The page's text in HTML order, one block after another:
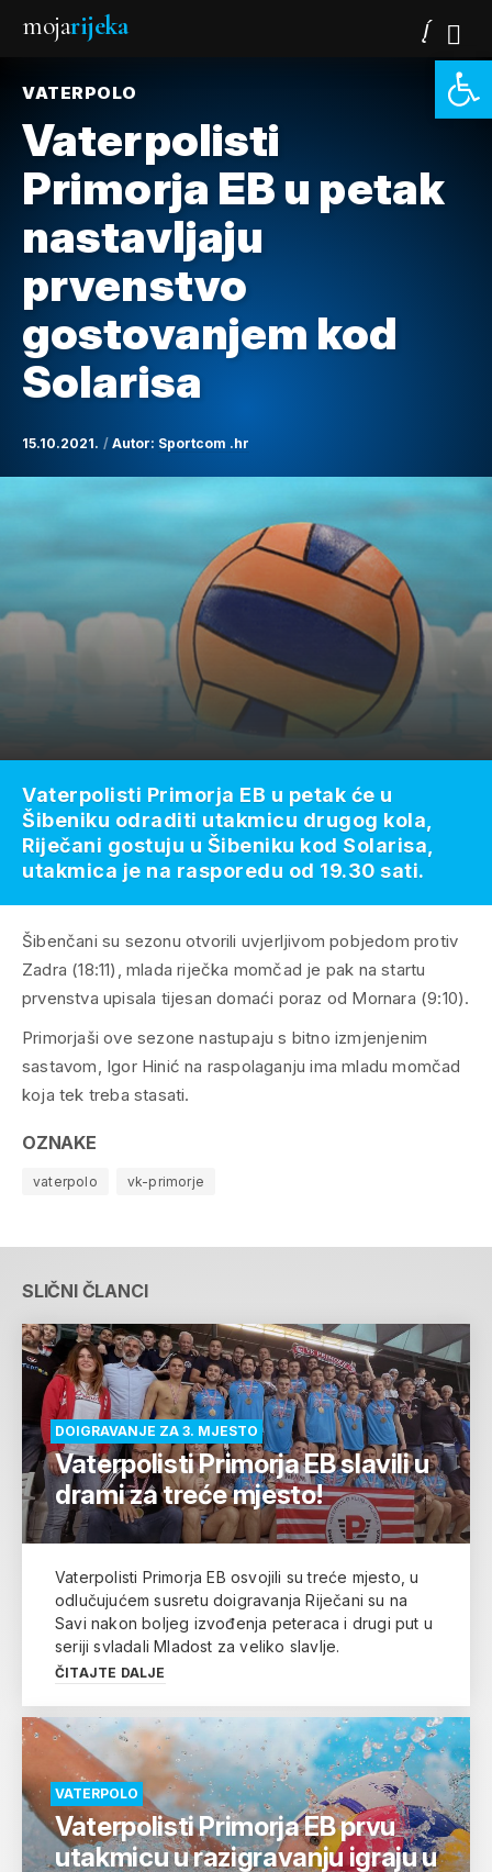
mojarijeka
VATERPOLO
Vaterpolisti
Primorja EB u petak
nastavljaju
prvenstvo
gostovanjem kod
Solarisa
15.10.2021. Autor: Sportcom .hr
Šibenčani su sezonu otvorili uvjerljivom pobjedom protiv
Zadra (18:11), mlada riječka momčad je pak na startu
prvenstva upisala tijesan domaći poraz od Mornara (9:10).
Primorjaši ove sezone nastupaju s bitno izmjenjenim
sastavom, Igor Hinić na raspolaganju ima mladu momčad
koja tek treba stasati.
OZNAKE
vaterpolo vk-primorje
Vaterpolisti Primorja EB u petak će u
Šibeniku odraditi utakmicu drugog kola,
Riječani gostuju u Šibeniku kod Solarisa,
utakmica je na rasporedu od 19.30 sati.
SLIČNI ČLANCI
DOIGRAVANJE ZA 3. MJESTO
Vaterpolisti Primorja EB slavili u
drami za treće mjesto!
Vaterpolisti Primorja EB osvojili su treće mjesto, u
odlučujućem susretu doigravanja Riječani su na
Savi nakon boljeg izvođenja peteraca i drugi put u
seriji svladali Mladost za veliko slavlje.
ČITAJTE DALJE
VATERPOLO
Vaterpolisti Primorja EB prvu
utakmicu u razigravanju igraju u